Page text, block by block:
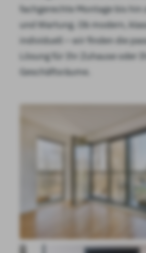
fachgerechte Montage bis hin
und Wartung. Ob modern,
individuell – wir finden die
Lösung für Ihr Zuhause oder
Geschäftsräume.